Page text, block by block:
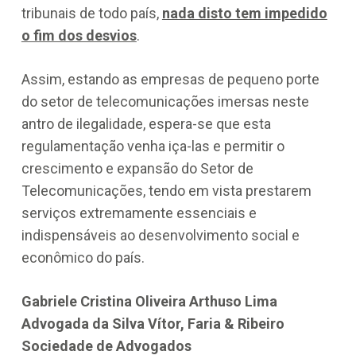
tribunais de todo país, nada disto tem impedido
o fim dos desvios.
Assim, estando as empresas de pequeno porte
do setor de telecomunicações imersas neste
antro de ilegalidade, espera-se que esta
regulamentação venha iça-las e permitir o
crescimento e expansão do Setor de
Telecomunicações, tendo em vista prestarem
serviços extremamente essenciais e
indispensáveis ao desenvolvimento social e
econômico do país.
Gabriele Cristina Oliveira Arthuso Lima
Advogada da Silva Vítor, Faria & Ribeiro
Sociedade de Advogados